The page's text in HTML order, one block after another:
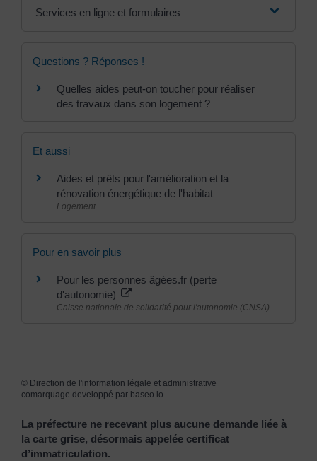
Services en ligne et formulaires
Questions ? Réponses !
Quelles aides peut-on toucher pour réaliser
des travaux dans son logement ?
Et aussi
Aides et prêts pour l'amélioration et la
rénovation énergétique de l'habitat
Logement
Pour en savoir plus
Pour les personnes âgées.fr (perte
d'autonomie)
Caisse nationale de solidarité pour l'autonomie (CNSA)
© Direction de l'information légale et administrative
comarquage developpé par baseo.io
La préfecture ne recevant plus aucune demande liée à
la carte grise, désormais appelée certificat
d’immatriculation.